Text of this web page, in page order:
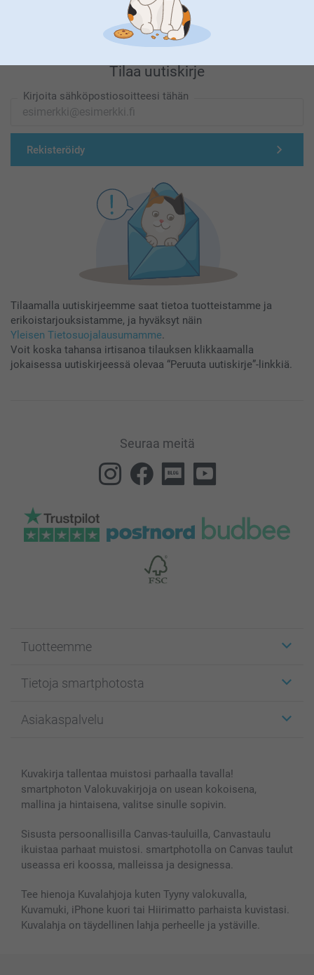
Tilaa uutiskirje
Kirjoita sähköpostiosoitteesi tähän
Rekisteröidy
Tilaamalla uutiskirjeemme saat tietoa tuotteistamme ja
erikoistarjouksistamme, ja hyväksyt näin
Yleisen Tietosuojalausumamme.
Voit koska tahansa irtisanoa tilauksen klikkaamalla
jokaisessa uutiskirjeessä olevaa “Peruuta uutiskirje”-linkkiä.
Seuraa meitä
Tuotteemme
Kuvakortit
Kuvakirjat
Kännykkä & Tabletti
MyNameBook
Valokuvakehykset & Lisätarvikkeet
Lahjakortti
Kaikki kuvatuotteet
Tietoja smartphotosta
Affiliate ohjelma
Sivukartta
Ehdot/takuut
Asiakaspalvelu
smartbonus
Hinnat & maksutavat
Kuvakirja tallentaa muistosi parhaalla tavalla!
smartphoton Valokuvakirjoja on usean kokoisena,
mallina ja hintaisena, valitse sinulle sopivin.
Sisusta persoonallisilla Canvas-tauluilla, Canvastaulu
ikuistaa parhaat muistosi. smartphotolla on Canvas taulut
useassa eri koossa, malleissa ja designessa.
Tee hienoja Kuvalahjoja kuten Tyyny valokuvalla,
Kuvamuki, iPhone kuori tai Hiirimatto parhaista kuvistasi.
Kuvalahja on täydellinen lahja perheelle ja ystäville.